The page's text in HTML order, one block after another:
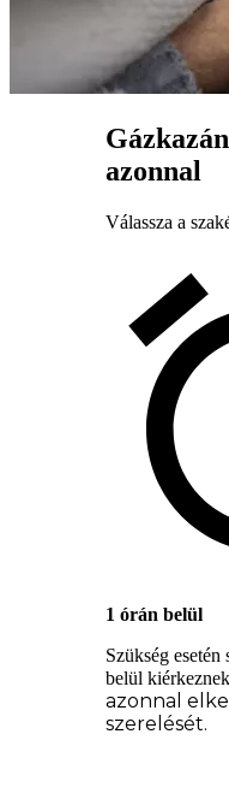
azonnal
Válassza a
1 órán belül
Szükség
belül
azonnal
szerelését.